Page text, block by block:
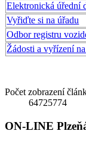
Elektronická úřední
Vyřiďte si na úřadu
Odbor registru
Žádosti a vyřízení
Počet zobrazení
64725774
ON-LINE